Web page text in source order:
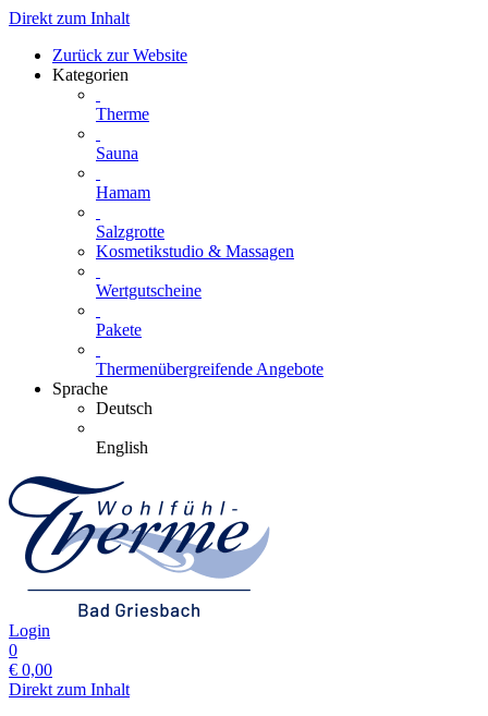
Direkt zum Inhalt
Zurück zur Website
Kategorien
Therme
Sauna
Hamam
Salzgrotte
Kosmetikstudio & Massagen
Wertgutscheine
Pakete
Thermenübergreifende Angebote
Sprache
Deutsch
English
Login
0
€ 0,00
Direkt zum Inhalt